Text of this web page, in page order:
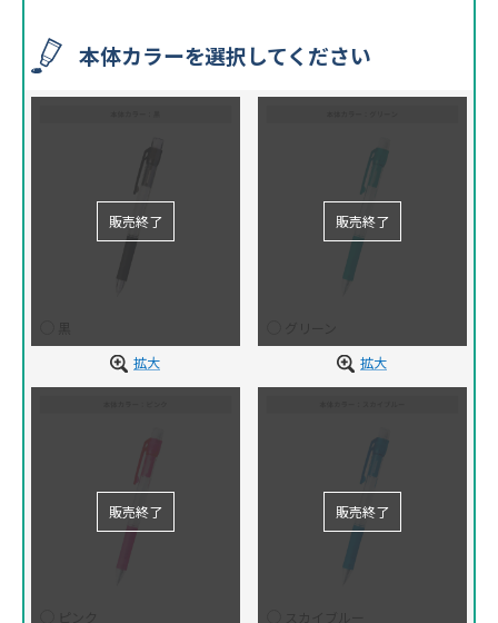
本体カラーを選択してください
拡大
拡大